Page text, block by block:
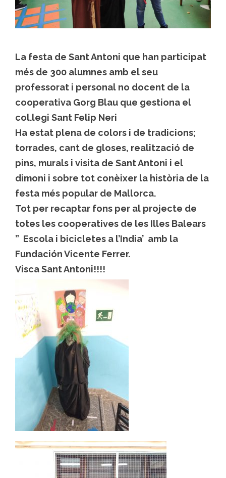
La festa de Sant Antoni que han participat
més de 300 alumnes amb el seu
professorat i personal no docent de la
cooperativa Gorg Blau que gestiona el
col.legi Sant Felip Neri
Ha estat plena de colors i de tradicions;
torrades, cant de gloses, realització de
pins, murals i visita de Sant Antoni i el
dimoni i sobre tot conèixer la història de la
festa més popular de Mallorca.
Tot per recaptar fons per al projecte de
totes les cooperatives de les Illes Balears
” Escola i bicicletes a l’India’ amb la
Fundación Vicente Ferrer.
Visca Sant Antoni!!!!